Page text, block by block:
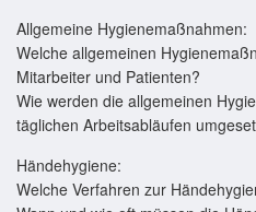
Allgemeine Hygienemaßnahmen:
Welche allgemeinen
Mitarbeiter und Patienten?
Wie werden die allgemeinen
täglichen Arbeitsabläufen
Händehygiene:
Welche Verfahren zur